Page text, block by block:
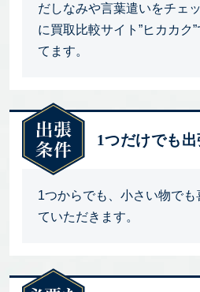
だしなみや言葉遣いをチェ
に買取比較サイト”ヒカカク
てます。
1つだけでも
1つからでも、小さい物で
ていただきます。